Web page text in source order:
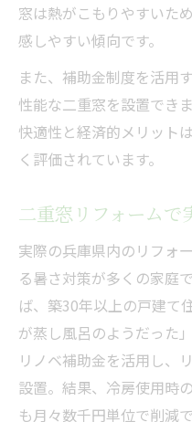
窓は熱がこもりやすいた
感しやすい傾向です。
また、補助金制度を活用
性能な二重窓を設置でき
快適性と経済的メリット
く評価されています。
二重窓リフォームで
実際の兵庫県内のリフォ
る暑さ対策が多くの家庭
ば、築30年以上の戸建て
が蒸し風呂のようだった
リノベ補助金を活用し、
設置。結果、冷房使用時
も月々数千円単位で削減